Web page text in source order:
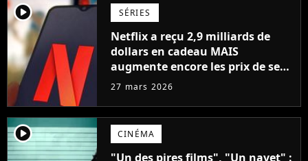
player2 SÉRIES
Netflix a reçu 2,9 milliards de
dollars en cadeau MAIS
augmente encore les prix de ses
abonnements
27 mars 2026
player2 CINÉMA
"Un des pires films", "Un navet" :